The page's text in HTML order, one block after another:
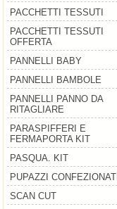
PACCHETTI TESSUTI
PACCHETTI TESSUTI
OFFERTA
PANNELLI BABY
PANNELLI BAMBOLE
PANNELLI PANNO DA
RITAGLIARE
PARASPIFFERI E
FERMAPORTA KIT
PASQUA. KIT
PUPAZZI CONFEZIONATI
SCAN CUT